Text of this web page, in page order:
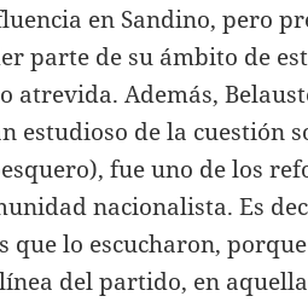
en Sandino, pero
parte de su ámbito de
atrevida. Además,
estudioso de la cuestión
fue uno de los
nacionalista. Es
que lo escucharon,
del partido, en